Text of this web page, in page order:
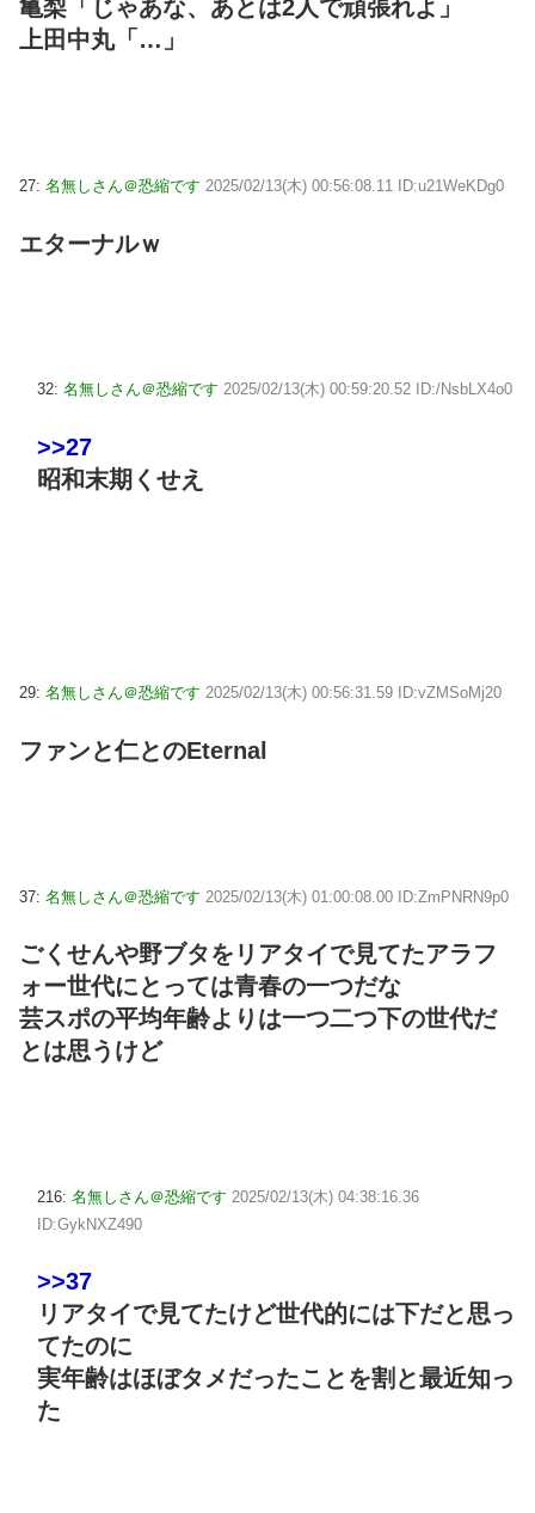
亀梨「じゃあな、あとは2人で頑張れよ」
上田中丸「…」
27: 名無しさん＠恐縮です 2025/02/13(木) 00:56:08.11 ID:u21WeKDg0
エターナルｗ
32: 名無しさん＠恐縮です 2025/02/13(木) 00:59:20.52 ID:/NsbLX4o0
>>27
昭和末期くせえ
29: 名無しさん＠恐縮です 2025/02/13(木) 00:56:31.59 ID:vZMSoMj20
ファンと仁とのEternal
37: 名無しさん＠恐縮です 2025/02/13(木) 01:00:08.00 ID:ZmPNRN9p0
ごくせんや野ブタをリアタイで見てたアラフ
ォー世代にとっては青春の一つだな
芸スポの平均年齢よりは一つ二つ下の世代だ
とは思うけど
216: 名無しさん＠恐縮です 2025/02/13(木) 04:38:16.36
ID:GykNXZ490
>>37
リアタイで見てたけど世代的には下だと思っ
てたのに
実年齢はほぼタメだったことを割と最近知っ
た